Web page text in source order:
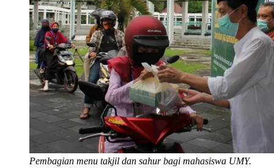
Pembagian menu takjil dan sahur bagi mahasiswa UMY.